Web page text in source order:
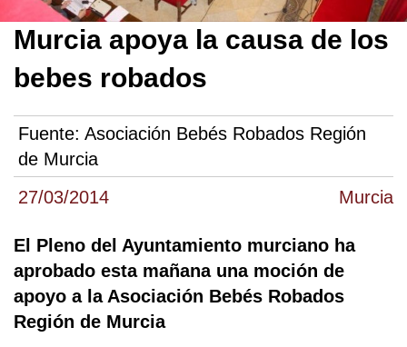
27/03/2014 Murcia
Murcia apoya la causa de los
bebes robados
Fuente: Asociación Bebés Robados Región
de Murcia
El Pleno del Ayuntamiento murciano ha
aprobado esta mañana una moción de
apoyo a la Asociación Bebés Robados
Región de Murcia